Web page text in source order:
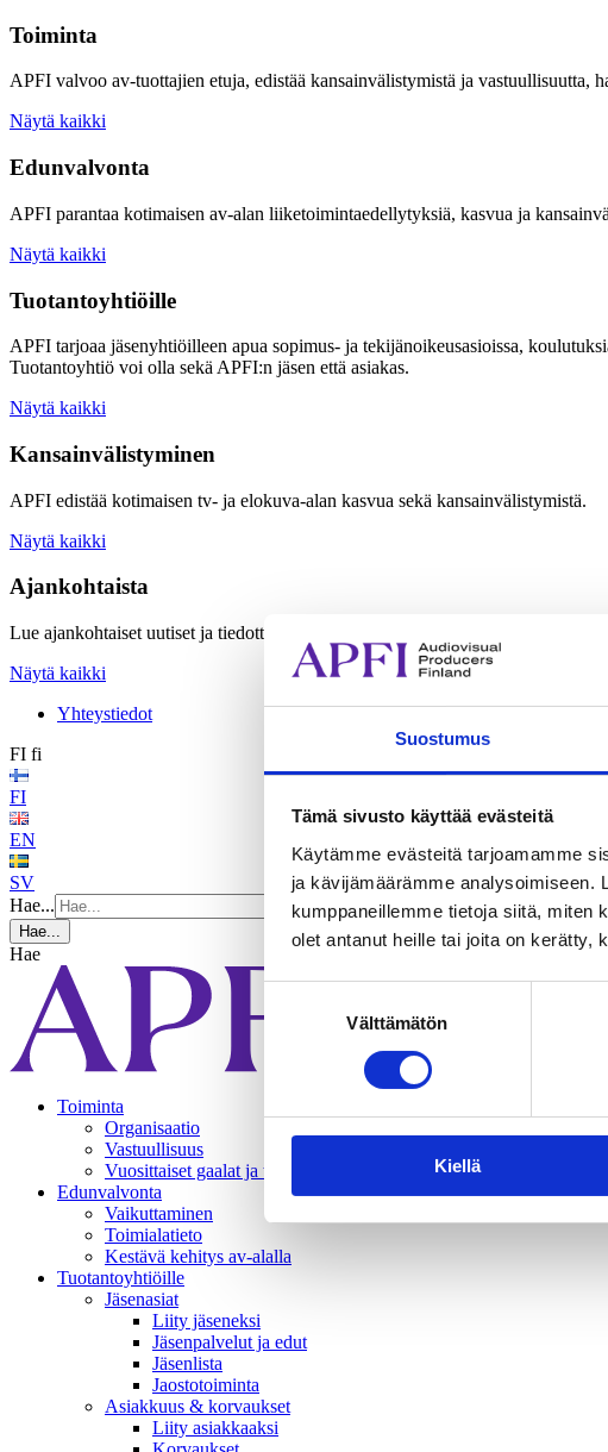
Suostumus
Tämä sivusto käyttää evästeitä
Käytämme evästeitä tarjoamamme
ja kävijämäärämme analysoimiseen.
kumppaneillemme tietoja siitä, miten
olet antanut heille tai joita on kerätty,
valinta
Välttämätön
Kiellä
Toiminta
APFI valvoo av-tuottajien etuja, edistää kansainvälistymistä ja vastuullisuutta,
Näytä kaikki
Edunvalvonta
APFI parantaa kotimaisen av-alan liiketoimintaedellytyksiä, kasvua ja
Näytä kaikki
Tuotantoyhtiöille
APFI tarjoaa jäsenyhtiöilleen apua sopimus- ja tekijänoikeusasioissa,
Tuotantoyhtiö voi olla sekä APFI:n jäsen että asiakas.
Näytä kaikki
Kansainvälistyminen
APFI edistää kotimaisen tv- ja elokuva-alan kasvua sekä kansainvälistymistä.
Näytä kaikki
Ajankohtaista
Lue ajankohtaiset uutiset ja tiedotteet sekä tutustu APFI:n järjestämiin
Näytä kaikki
Yhteystiedot
FI fi
FI
EN
SV
Hae...
Hae...
Hae
Toiminta
Organisaatio
Vastuullisuus
Vuosittaiset gaalat ja tapahtumat
Edunvalvonta
Vaikuttaminen
Toimialatieto
Kestävä kehitys av-alalla
Tuotantoyhtiöille
Jäsenasiat
Liity jäseneksi
Jäsenpalvelut ja edut
Jäsenlista
Jaostotoiminta
Asiakkuus & korvaukset
Liity asiakkaaksi